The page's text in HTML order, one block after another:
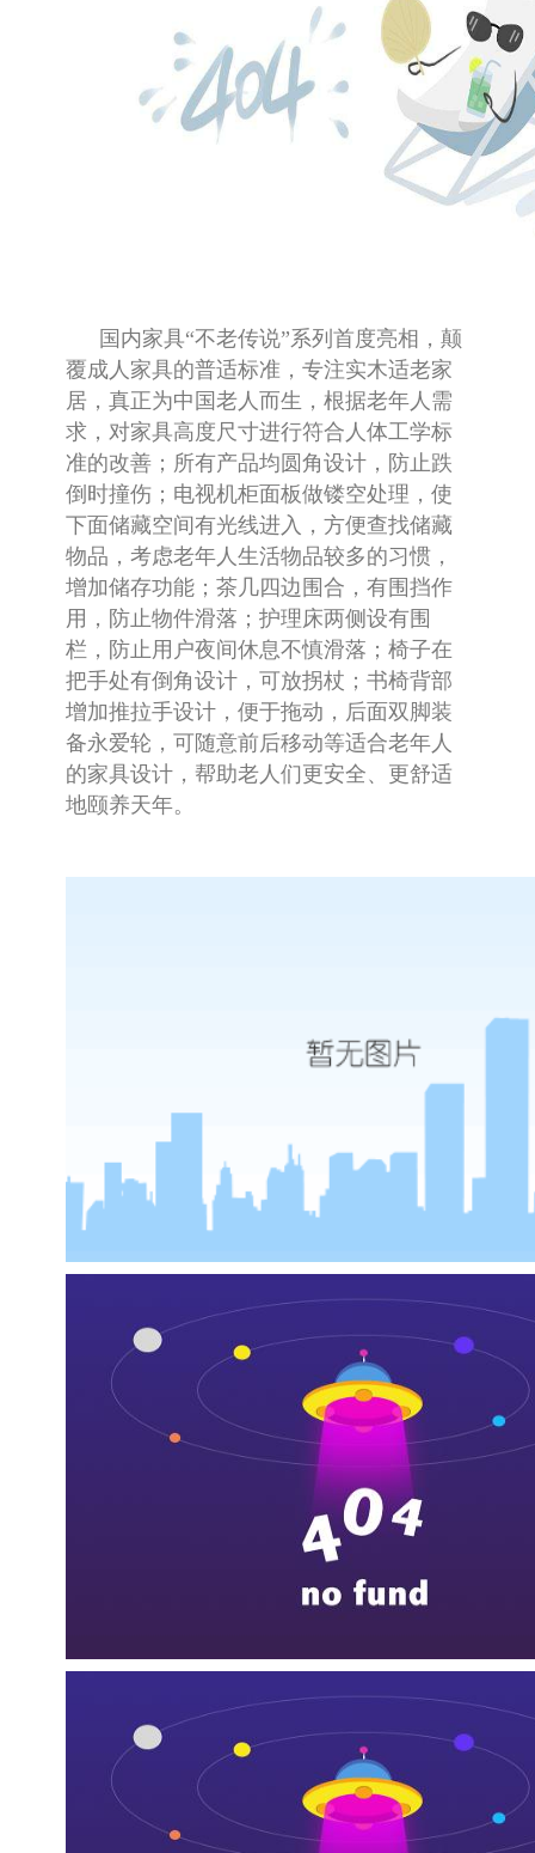
国内家具“不老传说”系列首度亮相，颠
覆成人家具的普适标准，专注实木适老家
居，真正为中国老人而生，根据老年人需
求，对家具高度尺寸进行符合人体工学标
准的改善；所有产品均圆角设计，防止跌
倒时撞伤；电视机柜面板做镂空处理，使
下面储藏空间有光线进入，方便查找储藏
物品，考虑老年人生活物品较多的习惯，
增加储存功能；茶几四边围合，有围挡作
用，防止物件滑落；护理床两侧设有围
栏，防止用户夜间休息不慎滑落；椅子在
把手处有倒角设计，可放拐杖；书椅背部
增加推拉手设计，便于拖动，后面双脚装
备永爱轮，可随意前后移动等适合老年人
的家具设计，帮助老人们更安全、更舒适
地颐养天年。